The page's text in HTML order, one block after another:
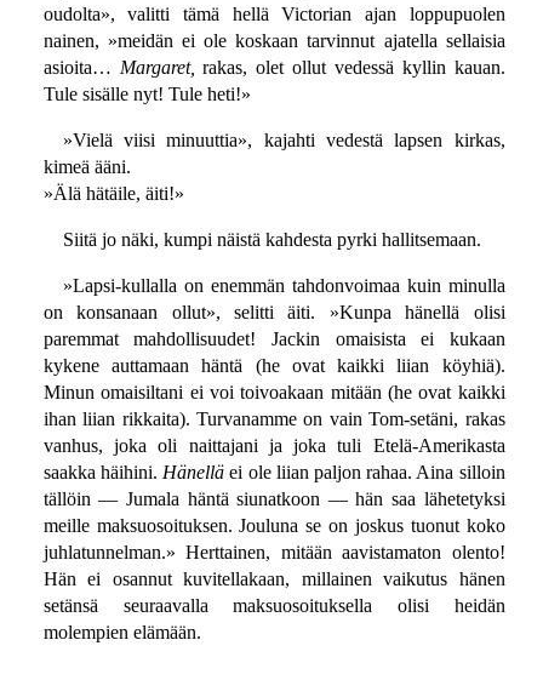
oudolta», valitti tämä hellä Victorian ajan loppupuolen
nainen, »meidän ei ole koskaan tarvinnut ajatella sellaisia
asioita… Margaret, rakas, olet ollut vedessä kyllin kauan.
Tule sisälle nyt! Tule heti!»
»Vielä viisi minuuttia», kajahti vedestä lapsen kirkas,
kimeä ääni.
»Älä hätäile, äiti!»
Siitä jo näki, kumpi näistä kahdesta pyrki hallitsemaan.
»Lapsi-kullalla on enemmän tahdonvoimaa kuin minulla
on konsanaan ollut», selitti äiti. »Kunpa hänellä olisi
paremmat mahdollisuudet! Jackin omaisista ei kukaan
kykene auttamaan häntä (he ovat kaikki liian köyhiä).
Minun omaisiltani ei voi toivoakaan mitään (he ovat kaikki
ihan liian rikkaita). Turvanamme on vain Tom-setäni, rakas
vanhus, joka oli naittajani ja joka tuli Etelä-Amerikasta
saakka häihini. Hänellä ei ole liian paljon rahaa. Aina silloin
tällöin — Jumala häntä siunatkoon — hän saa lähetetyksi
meille maksuosoituksen. Jouluna se on joskus tuonut koko
juhlatunnelman.» Herttainen, mitään aavistamaton olento!
Hän ei osannut kuvitellakaan, millainen vaikutus hänen
setänsä seuraavalla maksuosoituksella olisi heidän
molempien elämään.